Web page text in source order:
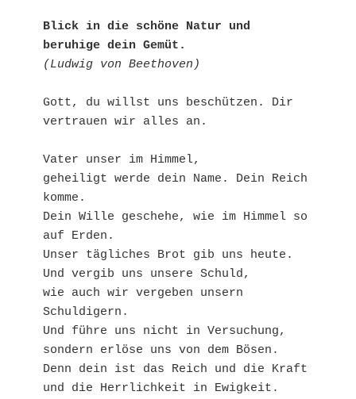
Blick in die schöne Natur und
beruhige dein Gemüt.
(Ludwig von Beethoven)
Gott, du willst uns beschützen. Dir
vertrauen wir alles an.
Vater unser im Himmel,
geheiligt werde dein Name. Dein Reich
komme.
Dein Wille geschehe, wie im Himmel so
auf Erden.
Unser tägliches Brot gib uns heute.
Und vergib uns unsere Schuld,
wie auch wir vergeben unsern
Schuldigern.
Und führe uns nicht in Versuchung,
sondern erlöse uns von dem Bösen.
Denn dein ist das Reich und die Kraft
und die Herrlichkeit in Ewigkeit.